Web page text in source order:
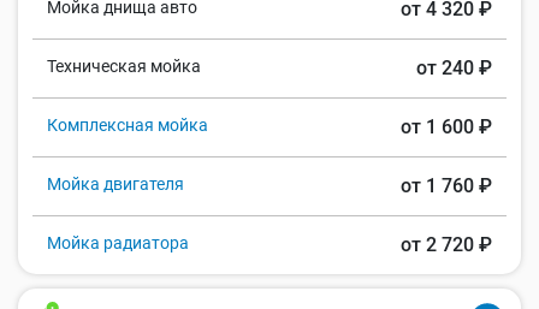
Мойка днища авто от 4 320 ₽
Техническая мойка от 240 ₽
Комплексная мойка от 1 600 ₽
Мойка двигателя от 1 760 ₽
Мойка радиатора от 2 720 ₽